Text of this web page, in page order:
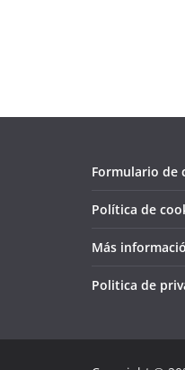
Formulario de
Política de
Más
Politica de